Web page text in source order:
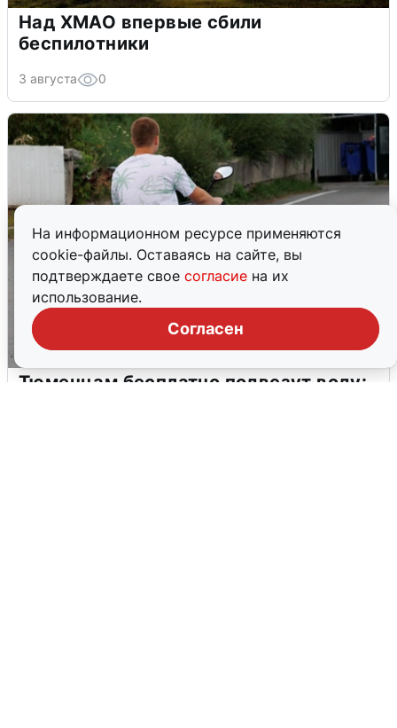
На информационном ресурсе применяются
cookie-файлы. Оставаясь на сайте, вы
подтверждаете свое согласие на их
использование.
Согласен
Над ХМАО впервые сбили
беспилотники
3 августа 0
Тюменцам бесплатно подвезут воду: